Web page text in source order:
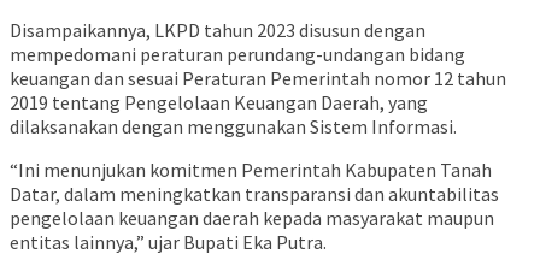
Disampaikannya, LKPD tahun 2023 disusun dengan
mempedomani peraturan perundang-undangan bidang
keuangan dan sesuai Peraturan Pemerintah nomor 12 tahun
2019 tentang Pengelolaan Keuangan Daerah, yang
dilaksanakan dengan menggunakan Sistem Informasi.
“Ini menunjukan komitmen Pemerintah Kabupaten Tanah
Datar, dalam meningkatkan transparansi dan akuntabilitas
pengelolaan keuangan daerah kepada masyarakat maupun
entitas lainnya,” ujar Bupati Eka Putra.